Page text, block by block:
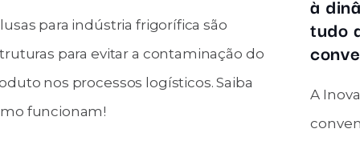
sucesso